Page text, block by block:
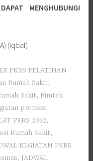
MENGHUBUNGI
(Iqbal)
PKRS PELATIHAN
Rumah Sakit,
Sakit, Bimtek
promosi
PKRS 2022,
Rumah Sakit,
KEGIATAN PKRS
, JADWAL